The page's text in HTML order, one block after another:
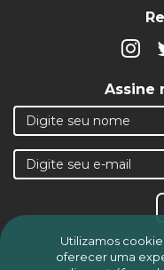
Assine
Utilizamos
oferecer uma